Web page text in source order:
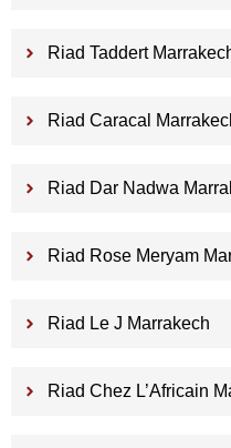
Riad Taddert
Riad Caracal
Riad Dar Nadwa
Riad Rose Meryam
Riad Le J Marrakech
Riad Chez L’Africain